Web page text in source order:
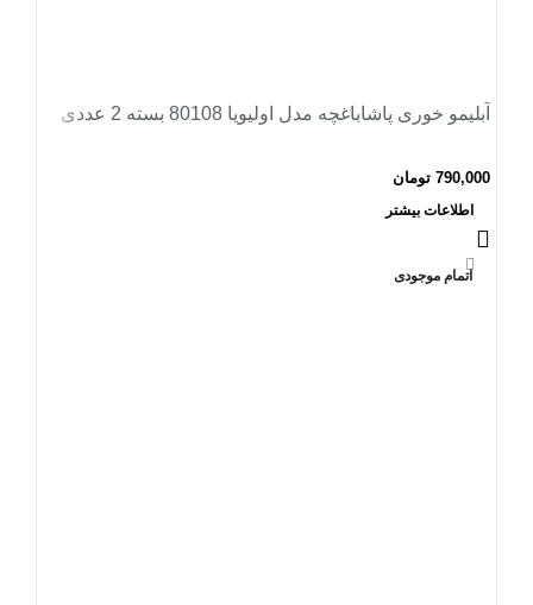
آبلیمو خوری پاشاباغچه مدل اولیویا 80108 بسته 2 عددی
790,000 تومان
اطلاعات بیشتر
اتمام موجودی